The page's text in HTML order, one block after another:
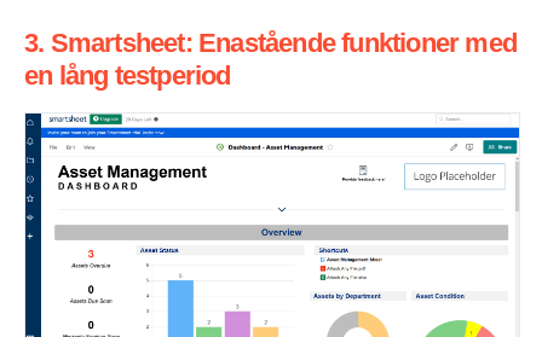
3. Smartsheet: Enastående funktioner med
en lång testperiod